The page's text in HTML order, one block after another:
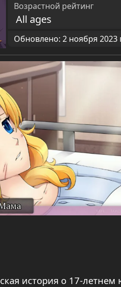
Возрастной рейтинг
All ages
Обновлено: 2 ноября 2023
история о 17-